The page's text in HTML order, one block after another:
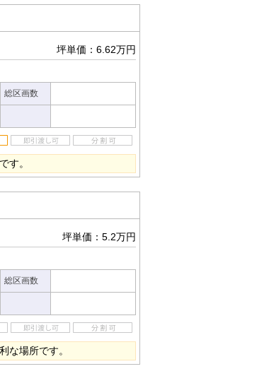
坪単価：6.62万円
総区画数
す。
坪単価：5.2万円
総区画数
な場所です。